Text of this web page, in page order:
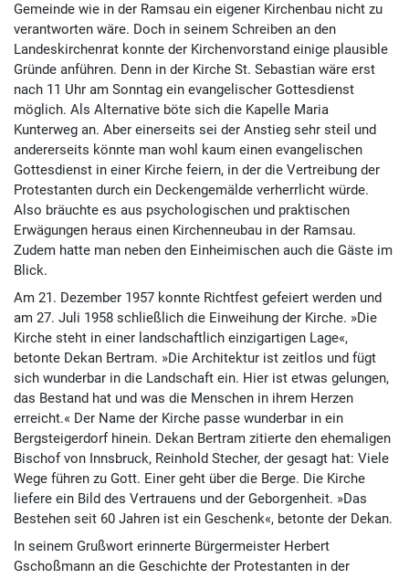
Gemeinde wie in der Ramsau ein eigener Kirchenbau nicht zu
verantworten wäre. Doch in seinem Schreiben an den
Landeskirchenrat konnte der Kirchenvorstand einige plausible
Gründe anführen. Denn in der Kirche St. Sebastian wäre erst
nach 11 Uhr am Sonntag ein evangelischer Gottesdienst
möglich. Als Alternative böte sich die Kapelle Maria
Kunterweg an. Aber einerseits sei der Anstieg sehr steil und
andererseits könnte man wohl kaum einen evangelischen
Gottesdienst in einer Kirche feiern, in der die Vertreibung der
Protestanten durch ein Deckengemälde verherrlicht würde.
Also bräuchte es aus psychologischen und praktischen
Erwägungen heraus einen Kirchenneubau in der Ramsau.
Zudem hatte man neben den Einheimischen auch die Gäste im
Blick.
Am 21. Dezember 1957 konnte Richtfest gefeiert werden und
am 27. Juli 1958 schließlich die Einweihung der Kirche. »Die
Kirche steht in einer landschaftlich einzigartigen Lage«,
betonte Dekan Bertram. »Die Architektur ist zeitlos und fügt
sich wunderbar in die Landschaft ein. Hier ist etwas gelungen,
das Bestand hat und was die Menschen in ihrem Herzen
erreicht.« Der Name der Kirche passe wunderbar in ein
Bergsteigerdorf hinein. Dekan Bertram zitierte den ehemaligen
Bischof von Innsbruck, Reinhold Stecher, der gesagt hat: Viele
Wege führen zu Gott. Einer geht über die Berge. Die Kirche
liefere ein Bild des Vertrauens und der Geborgenheit. »Das
Bestehen seit 60 Jahren ist ein Geschenk«, betonte der Dekan.
In seinem Grußwort erinnerte Bürgermeister Herbert
Gschoßmann an die Geschichte der Protestanten in der